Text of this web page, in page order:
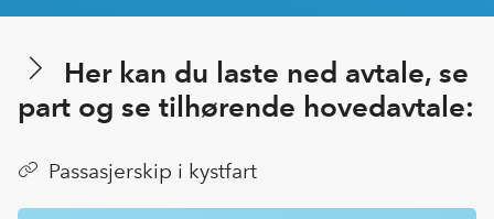
Her kan du laste ned avtale, se
part og se tilhørende hovedavtale:
Passasjerskip i kystfart